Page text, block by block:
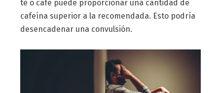
té o café puede proporcionar una cantidad de
cafeína superior a la recomendada. Esto podría
desencadenar una convulsión.